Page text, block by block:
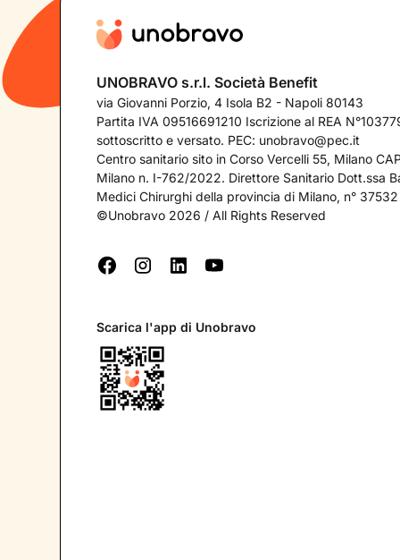
UNOBRAVO s.r.l. Società Benefit
via Giovanni Porzio, 4 Isola B2 - Napoli 80143
Partita IVA 09516691210 Iscrizione al REA
sottoscritto e versato. PEC: unobravo@pec.it
Centro sanitario sito in Corso Vercelli 55, Milano
Milano n. I-762/2022. Direttore Sanitario Dott.ssa
Medici Chirurghi della provincia di Milano, n° 37532
©Unobravo 2026 / All Rights Reserved
Scarica l'app di Unobravo